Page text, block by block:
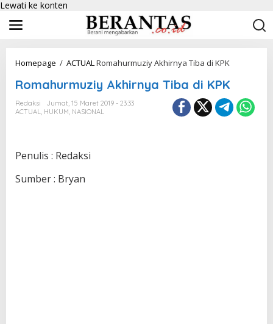
Lewati ke konten
Homepage / ACTUALRomahurmuziy Akhirnya Tiba di KPK
Romahurmuziy Akhirnya Tiba di KPK
Redaksi
Jumat, 15 Maret 2019 - 23:33
ACTUAL, HUKUM, NASIONAL
Penulis : Redaksi
Sumber : Bryan